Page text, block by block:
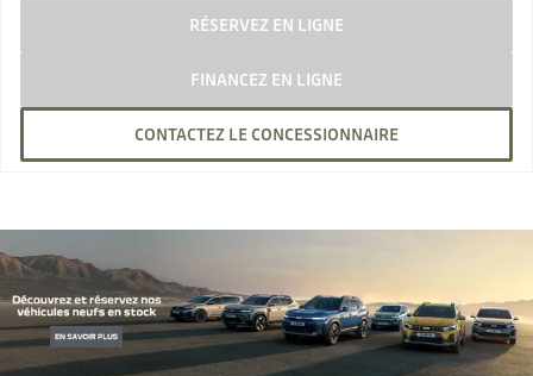
RÉSERVEZ EN LIGNE
FINANCEZ EN LIGNE
CONTACTEZ LE CONCESSIONNAIRE